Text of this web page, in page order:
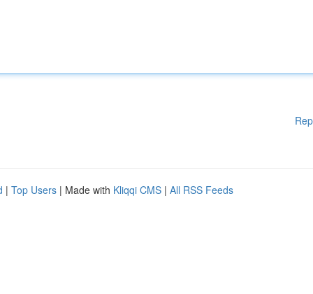
| Top Users | Made with Kliqqi CMS | All RSS Feeds